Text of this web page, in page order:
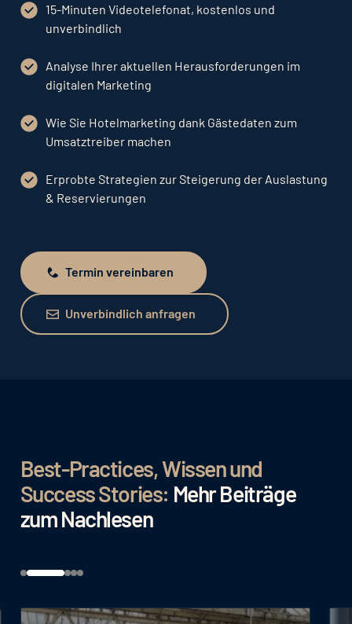
15-Minuten Videotelefonat, kostenlos und
unverbindlich
Analyse Ihrer aktuellen Herausforderungen im
digitalen Marketing
Wie Sie Hotelmarketing dank Gästedaten zum
Umsatztreiber machen
Erprobte Strategien zur Steigerung der Auslastung
& Reservierungen
Termin vereinbaren
Termin vereinbaren
Unverbindlich anfragen
Unverbindlich anfragen
Best-Practices, Wissen und
Success Stories: Mehr Beiträge
zum Nachlesen